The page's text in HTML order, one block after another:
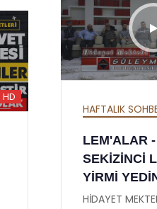
HD
HD
HAFTALIK
-
- ALTINCI